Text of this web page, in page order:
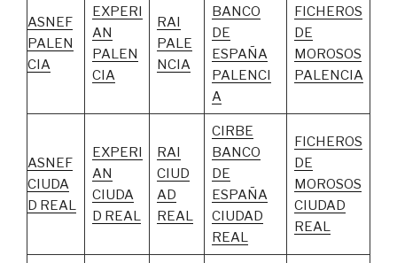
ASNEF
PALEN
CIA
EXPERI
AN
PALEN
CIA
RAI
PALE
NCIA
BANCO
DE
ESPAÑA
PALENCI
A
FICHEROS
DE
MOROSOS
PALENCIA
ASNEF
CIUDA
D REAL
EXPERI
AN
CIUDA
D REAL
RAI
CIUD
AD
REAL
CIRBE
BANCO
DE
ESPAÑA
CIUDAD
REAL
FICHEROS
DE
MOROSOS
CIUDAD
REAL